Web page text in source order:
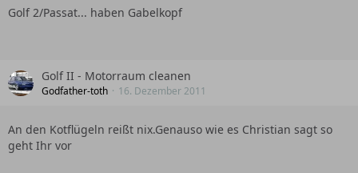
Golf 2/Passat... haben Gabelkopf
Golf II - Motorraum cleanen
Godfather-toth 16. Dezember 2011
An den Kotflügeln reißt nix.Genauso wie es Christian sagt so
geht Ihr vor